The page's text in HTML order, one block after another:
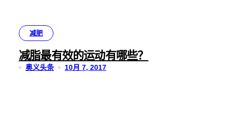
减肥
减脂最有效的运动有哪些？
奥义头条 10月 7, 2017